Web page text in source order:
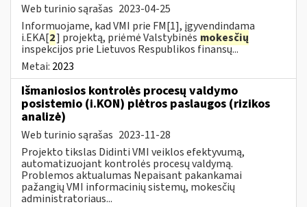
Web turinio sąrašas 2023-04-25
Informuojame, kad VMI prie FM[1], įgyvendindama
i.EKA[2] projektą, priėmė Valstybinės mokesčių
inspekcijos prie Lietuvos Respublikos finansų...
Metai: 2023
Išmaniosios kontrolės procesų valdymo
posistemio (i.KON) plėtros paslaugos (rizikos
analizė)
Web turinio sąrašas 2023-11-28
Projekto tikslas Didinti VMI veiklos efektyvumą,
automatizuojant kontrolės procesų valdymą.
Problemos aktualumas Nepaisant pakankamai
pažangių VMI informacinių sistemų, mokesčių
administratoriaus...